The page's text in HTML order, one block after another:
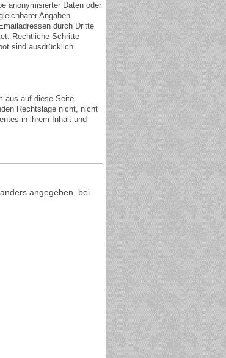
anonymisierter Daten oder
Angaben
durch Dritte
Rechtliche Schritte
sind ausdrücklich
aus auf diese Seite
Rechtslage nicht, nicht
in ihrem Inhalt und
angegeben, bei